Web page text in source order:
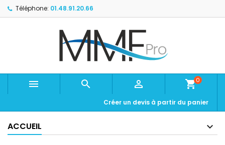
Téléphone: 01.48.91.20.66
   shopping_cart0
Créer un devis à partir du panier
ACCUEIL